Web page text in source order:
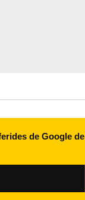
de Google de